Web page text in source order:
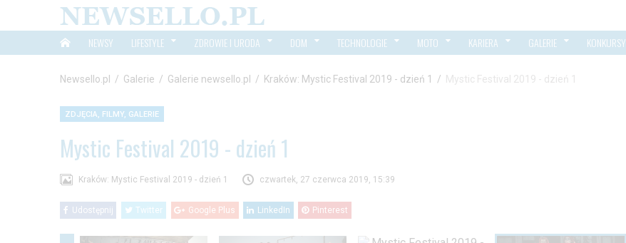
NEWSY LIFESTYLE ZDROWIE I URODA DOM TECHNOLOGIE MOTO KARIERA GALERIE KONKURSY
Newsello.pl / Galerie / Galerie newsello.pl / Kraków: Mystic Festival 2019 - dzień 1 / Mystic Festival 2019 - dzień 1
ZDJĘCIA, FILMY, GALERIE
Mystic Festival 2019 - dzień 1
Kraków: Mystic Festival 2019 - dzień 1 czwartek, 27 czerwca 2019, 15:39
Udostępnij Twitter Google Plus LinkedIn Pinterest